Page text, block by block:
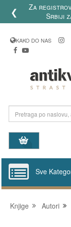
❮
Za
Srbiji
KAKO DO NAS
Sve
Knjige Autori